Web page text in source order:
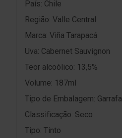
País: Chile
Região: Valle Central
Marca: Viña Tarapacá
Uva: Cabernet Sauvignon
Teor alcoólico: 13,5%
Volume: 187ml
Tipo de Embalagem: Garrafa
Classificação: Seco
Tipo: Tinto